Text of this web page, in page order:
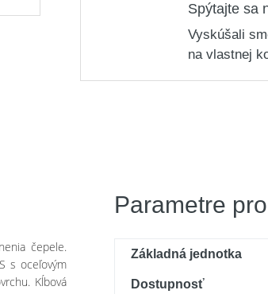
Spýtajte sa
Vyskúšali
na vlastnej
čepele.
s oceľovým
Kĺbová
Parametre
Základná jednotka
Dostupnosť